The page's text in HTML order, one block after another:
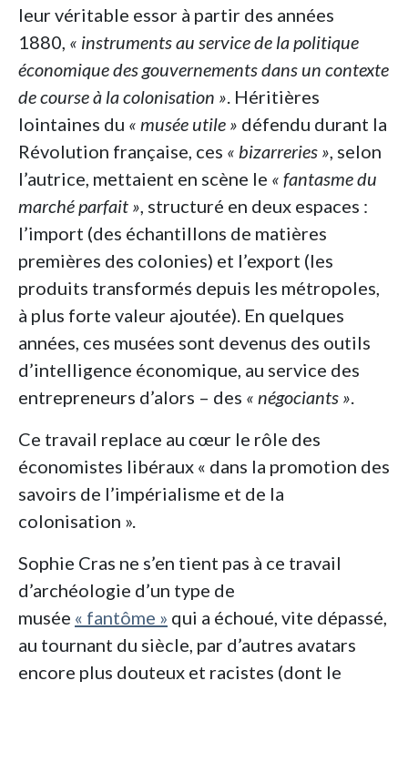
leur véritable essor à partir des années
1880, « instruments au service de la politique
économique des gouvernements dans un contexte
de course à la colonisation ». Héritières
lointaines du « musée utile » défendu durant la
Révolution française, ces « bizarreries », selon
l’autrice, mettaient en scène le « fantasme du
marché parfait », structuré en deux espaces :
l’import (des échantillons de matières
premières des colonies) et l’export (les
produits transformés depuis les métropoles,
à plus forte valeur ajoutée). En quelques
années, ces musées sont devenus des outils
d’intelligence économique, au service des
entrepreneurs d’alors – des « négociants ».
Ce travail replace au cœur le rôle des
économistes libéraux « dans la promotion des
savoirs de l’impérialisme et de la
colonisation ».
Sophie Cras ne s’en tient pas à ce travail
d’archéologie d’un type de
musée « fantôme » qui a échoué, vite dépassé,
au tournant du siècle, par d’autres avatars
encore plus douteux et racistes (dont le